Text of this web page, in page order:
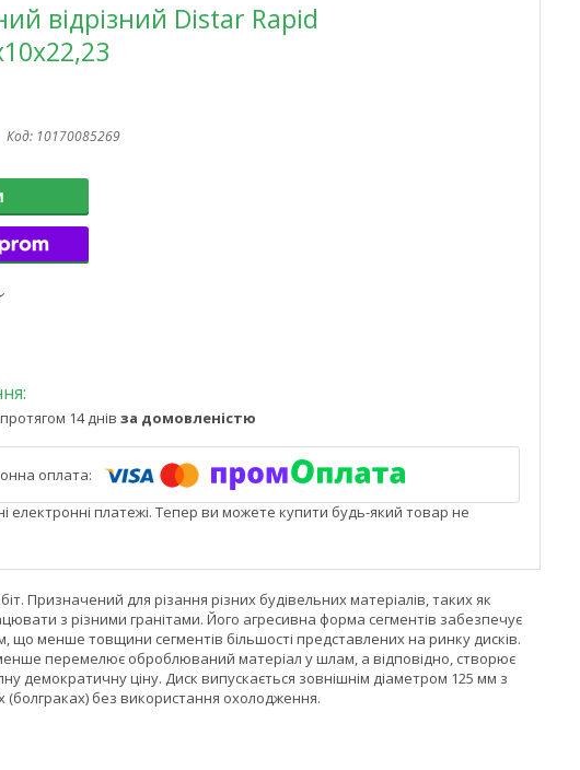
вiдрiзний Distar Rapid
Код: 10170085269
14 днів за домовленістю
електронні платежі. Тепер ви можете купити будь-який товар не
Призначений для різання різних будівельних матеріалів, таких як
з різними гранітами. Його агресивна форма сегментів забезпечує
менше товщини сегментів більшості представлених на ринку дисків.
перемелює оброблюваний матеріал у шлам, а відповідно, створює
демократичну ціну. Диск випускається зовнішнім діаметром 125 мм з
без використання охолодження.